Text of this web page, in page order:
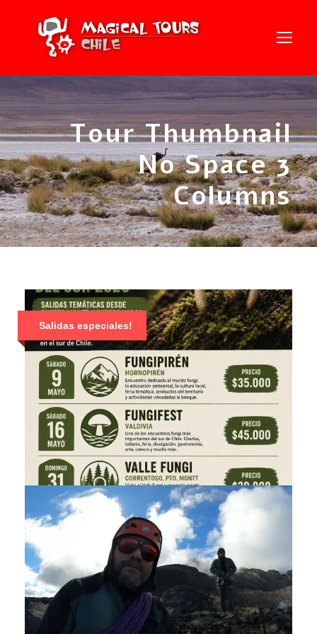
Tour Thumbnail
No Space 3
Columns
Salidas especiales!
SALIDAS FESTIVALES FUNGI$ 30.000